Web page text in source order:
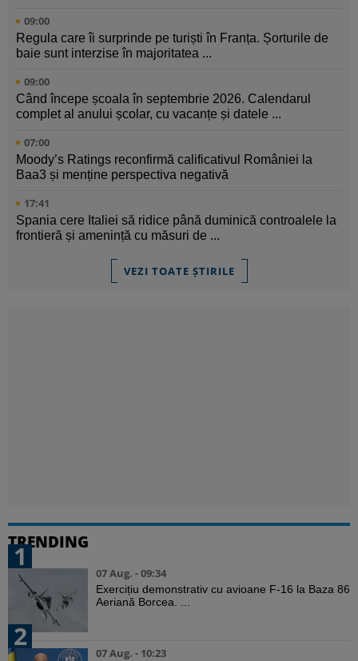
09:00
Regula care îi surprinde pe turiști în Franța. Șorturile de
baie sunt interzise în majoritatea ...
09:00
Când începe școala în septembrie 2026. Calendarul
complet al anului școlar, cu vacanțe și datele ...
07:00
Moody’s Ratings reconfirmă calificativul României la
Baa3 și menține perspectiva negativă
17:41
Spania cere Italiei să ridice până duminică controalele la
frontieră și amenință cu măsuri de ...
VEZI TOATE ȘTIRILE
TRENDING
1
07 Aug. - 09:34
Exercițiu demonstrativ cu avioane F-16 la Baza 86
Aeriană Borcea. ...
2
07 Aug. - 10:23